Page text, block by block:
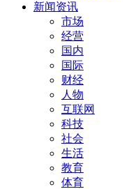
新闻资讯
市场
经营
国内
国际
财经
人物
互联网
科技
社会
生活
教育
体育